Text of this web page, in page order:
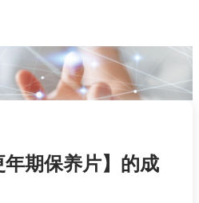
期保养片】的成